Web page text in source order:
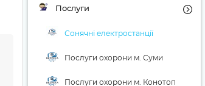
Послуги
Сонячні електростанції
Послуги охорони м. Суми
Послуги охорони м. Конотоп